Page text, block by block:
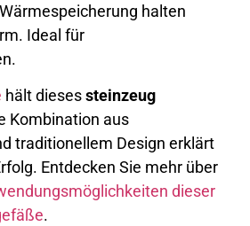
halten
Ideal für
hält diesessteinzeug
Kombination aus
traditionellem Design erklärt
Entdecken Sie mehr über
dieser
.